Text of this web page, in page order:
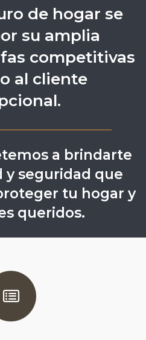
de hogar se
su amplia
competitivas
al cliente
a brindarte
y seguridad que
tu hogar y
queridos.